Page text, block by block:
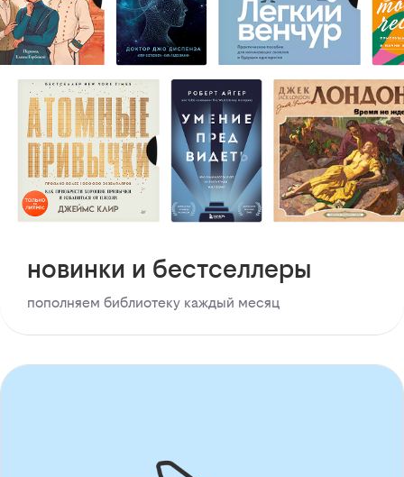
новинки и бестселлеры
пополняем библиотеку каждый месяц